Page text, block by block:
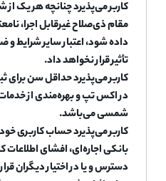
کاربر می‌پذیرد چنانچه هر یک
مقام ذی‌صلاح غیرقابل اجرا،
داده شود، اعتبار سایر شرایط و
تأثیر قرار نخواهد داد.
کاربر می‌پذیرد حداقل سن برای
شمسی می‌باشد.
کاربر می‌پذیرد حساب کاربری
بانکی اجاره‌ای، افشای اطلاعات
دسترس و یا در اختیار دیگران